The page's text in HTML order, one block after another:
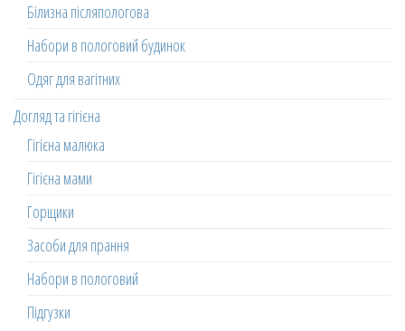
Білизна післяпологова
Набори в пологовий будинок
Одяг для вагітних
Догляд та гігієна
Гігієна малюка
Гігієна мами
Горщики
Засоби для прання
Набори в пологовий
Підгузки